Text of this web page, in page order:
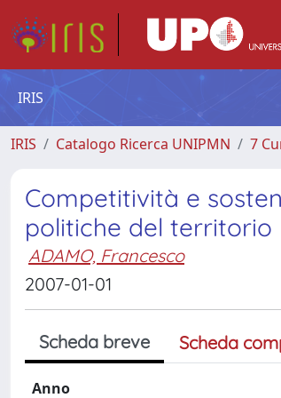
IRIS
IRIS Catalogo Ricerca UNIPMN 7
Competitività e
politiche del territorio
ADAMO, Francesco
2007-01-01
Scheda breve Scheda
Anno